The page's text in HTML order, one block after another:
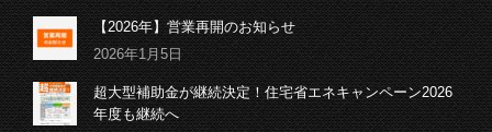
【2026年】営業再開のお知らせ
2026年1月5日
超大型補助金が継続決定！住宅省エネキャンペーン2026
年度も継続へ